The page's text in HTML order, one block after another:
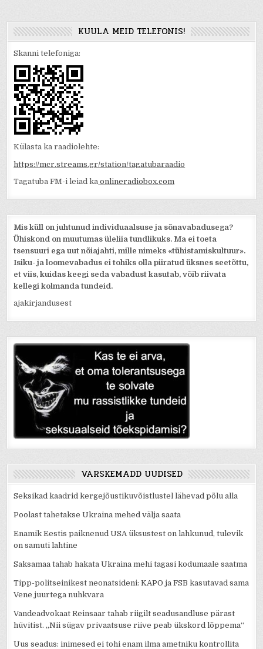
KUULA MEID TELEFONIS!
Skanni telefoniga:
Külasta ka raadiolehte:
https://mcr.streams.gr/station/tagatubaraadio
Tagatuba FM-i leiad ka onlineradiobox.com
Mis küll on juhtunud individuaalsuse ja sõnavabadusega?
Ühiskond on muutumas üleliia tundlikuks. Ma ei toeta
tsensuuri ega uut nõiajahti, mille nimeks «tühistamiskultuur».
Isiku- ja loomevabadus ei tohiks olla piiratud üksnes seetõttu,
et viis, kuidas keegi seda vabadust kasutab, võib riivata
kellegi kolmanda tundeid.
ajakirjandusest
VÄRSKEMADD UUDISED
Seksikad kaadrid kergejõustikuvõistlustel lähevad põlu alla
Poolast tahetakse Ukraina mehed välja saata
Enamik Eestis paiknenud USA üksustest on lahkunud, tulevik
on samuti lahtine
Saksamaa tahab hakata Ukraina mehi tagasi kodumaale saatma
Tipp-politseinikest neonatsideni: KAPO ja FSB kasutavad sama
Vene juurtega nuhkvara
Vandeadvokaat Reinsaar tahab riigilt seadusandluse pärast
hüvitist. „Nii sügav privaatsuse riive peab ükskord lõppema“
Uus seadus: inimesed ei tohi enam ilma ametniku kontrollita